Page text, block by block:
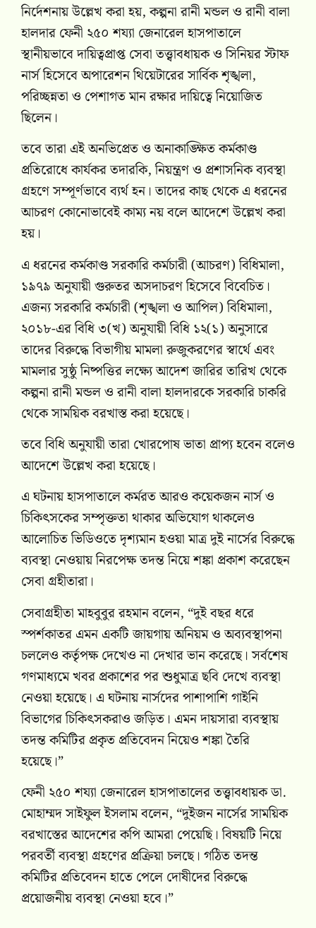
নির্দেশনায় উল্লেখ করা হয়, কল্পনা রানী মন্ডল ও রানী বালা
হালদার ফেনী ২৫০ শয্যা জেনারেল হাসপাতালে
স্থানীয়ভাবে দায়িত্বপ্রাপ্ত সেবা তত্ত্বাবধায়ক ও সিনিয়র স্টাফ
নার্স হিসেবে অপারেশন থিয়েটারের সার্বিক শৃঙ্খলা,
পরিচ্ছন্নতা ও পেশাগত মান রক্ষার দায়িত্বে নিয়োজিত
ছিলেন।
তবে তারা এই অনভিপ্রেত ও অনাকাঙ্ক্ষিত কর্মকাণ্ড
প্রতিরোধে কার্যকর তদারকি, নিয়ন্ত্রণ ও প্রশাসনিক ব্যবস্থা
গ্রহণে সম্পূর্ণভাবে ব্যর্থ হন। তাদের কাছ থেকে এ ধরনের
আচরণ কোনোভাবেই কাম্য নয় বলে আদেশে উল্লেখ করা
হয়।
এ ধরনের কর্মকাণ্ড সরকারি কর্মচারী (আচরণ) বিধিমালা,
১৯৭৯ অনুযায়ী গুরুতর অসদাচরণ হিসেবে বিবেচিত।
এজন্য সরকারি কর্মচারী (শৃঙ্খলা ও আপিল) বিধিমালা,
২০১৮-এর বিধি ৩(খ) অনুযায়ী বিধি ১২(১) অনুসারে
তাদের বিরুদ্ধে বিভাগীয় মামলা রুজুকরণের স্বার্থে এবং
মামলার সুষ্ঠু নিষ্পত্তির লক্ষ্যে আদেশ জারির তারিখ থেকে
কল্পনা রানী মন্ডল ও রানী বালা হালদারকে সরকারি চাকরি
থেকে সাময়িক বরখাস্ত করা হয়েছে।
তবে বিধি অনুযায়ী তারা খোরপোষ ভাতা প্রাপ্য হবেন বলেও
আদেশে উল্লেখ করা হয়েছে।
এ ঘটনায় হাসপাতালে কর্মরত আরও কয়েকজন নার্স ও
চিকিৎসকের সম্পৃক্ততা থাকার অভিযোগ থাকলেও
আলোচিত ভিডিওতে দৃশ্যমান হওয়া মাত্র দুই নার্সের বিরুদ্ধে
ব্যবস্থা নেওয়ায় নিরপেক্ষ তদন্ত নিয়ে শঙ্কা প্রকাশ করেছেন
সেবা গ্রহীতারা।
সেবাগ্রহীতা মাহবুবুর রহমান বলেন, “দুই বছর ধরে
স্পর্শকাতর এমন একটি জায়গায় অনিয়ম ও অব্যবস্থাপনা
চললেও কর্তৃপক্ষ দেখেও না দেখার ভান করেছে। সর্বশেষ
গণমাধ্যমে খবর প্রকাশের পর শুধুমাত্র ছবি দেখে ব্যবস্থা
নেওয়া হয়েছে। এ ঘটনায় নার্সদের পাশাপাশি গাইনি
বিভাগের চিকিৎসকরাও জড়িত। এমন দায়সারা ব্যবস্থায়
তদন্ত কমিটির প্রকৃত প্রতিবেদন নিয়েও শঙ্কা তৈরি
হয়েছে।”
ফেনী ২৫০ শয্যা জেনারেল হাসপাতালের তত্ত্বাবধায়ক ডা.
মোহাম্মদ সাইফুল ইসলাম বলেন, “দুইজন নার্সের সাময়িক
বরখাস্তের আদেশের কপি আমরা পেয়েছি। বিষয়টি নিয়ে
পরবর্তী ব্যবস্থা গ্রহণের প্রক্রিয়া চলছে। গঠিত তদন্ত
কমিটির প্রতিবেদন হাতে পেলে দোষীদের বিরুদ্ধে
প্রয়োজনীয় ব্যবস্থা নেওয়া হবে।”